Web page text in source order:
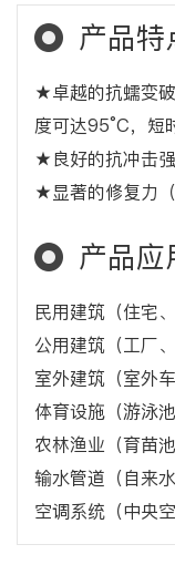
产品特
★卓越的抗蠕变
度可达95°C，短
★良好的抗冲击
★显著的修复力
产品应
民用建筑（住宅
公用建筑（工厂
室外建筑（室外
体育设施（游泳池
农林渔业（育苗
输水管道（自来
空调系统（中央